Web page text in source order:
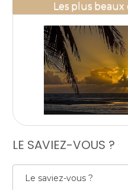
Les plus beaux
LE SAVIEZ-VOUS ?
Le saviez-vous ?